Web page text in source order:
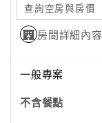
合
作
查詢空房與房價
房間詳細內容
一般專案
不含餐點